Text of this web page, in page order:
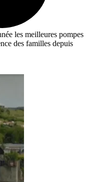
les meilleures pompes
des familles depuis